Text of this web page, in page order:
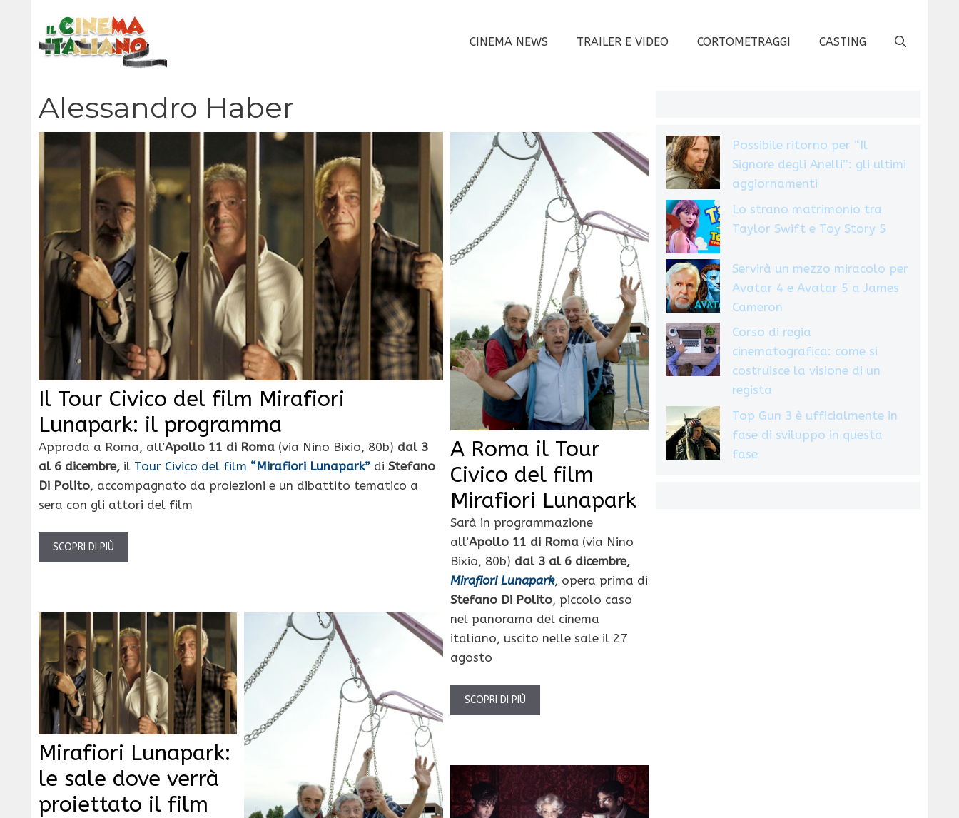
contenuto
CINEMA NEWS TRAILER E VIDEO CORTOMETRAGGI CASTING
Alessandro Haber
Il Tour Civico del film Mirafiori
Lunapark: il programma
Approda a Roma, all’Apollo 11 di Roma (via Nino Bixio, 80b) dal 3
al 6 dicembre, il Tour Civico del film “Mirafiori Lunapark” di Stefano
Di Polito, accompagnato da proiezioni e un dibattito tematico a
sera con gli attori del film
SCOPRI DI PIÙ
A Roma il Tour
Civico del film
Mirafiori Lunapark
Sarà in programmazione
all’Apollo 11 di Roma (via Nino
Bixio, 80b) dal 3 al 6 dicembre,
Mirafiori Lunapark, opera prima di
Stefano Di Polito, piccolo caso
nel panorama del cinema
italiano, uscito nelle sale il 27
agosto
SCOPRI DI PIÙ
Mirafiori Lunapark:
le sale dove verrà
proiettato il film
Possibile ritorno per “Il
Signore degli Anelli”: gli ultimi
aggiornamenti
Lo strano matrimonio tra
Taylor Swift e Toy Story 5
Servirà un mezzo miracolo per
Avatar 4 e Avatar 5 a James
Cameron
Corso di regia
cinematografica: come si
costruisce la visione di un
regista
Top Gun 3 è ufficialmente in
fase di sviluppo in questa
fase